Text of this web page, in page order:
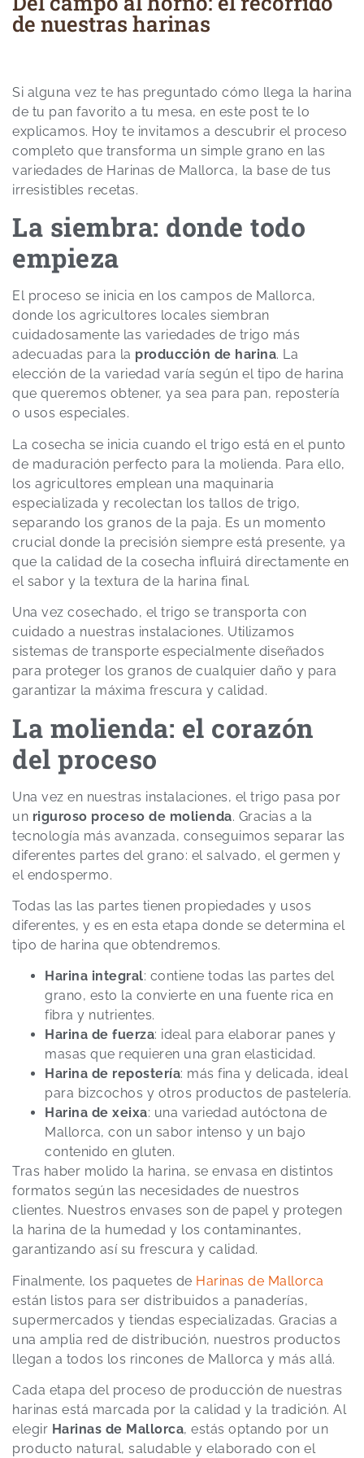
de nuestras harinas
Si alguna vez te has preguntado cómo llega la harina
de tu pan favorito a tu mesa, en este post te lo
explicamos. Hoy te invitamos a descubrir el proceso
completo que transforma un simple grano en las
variedades de Harinas de Mallorca, la base de tus
irresistibles recetas.
La siembra: donde todo
empieza
El proceso se inicia en los campos de Mallorca,
donde los agricultores locales siembran
cuidadosamente las variedades de trigo más
adecuadas para la producción de harina. La
elección de la variedad varía según el tipo de harina
que queremos obtener, ya sea para pan, repostería
o usos especiales.
La cosecha se inicia cuando el trigo está en el punto
de maduración perfecto para la molienda. Para ello,
los agricultores emplean una maquinaria
especializada y recolectan los tallos de trigo,
separando los granos de la paja. Es un momento
crucial donde la precisión siempre está presente, ya
que la calidad de la cosecha influirá directamente en
el sabor y la textura de la harina final.
Una vez cosechado, el trigo se transporta con
cuidado a nuestras instalaciones. Utilizamos
sistemas de transporte especialmente diseñados
para proteger los granos de cualquier daño y para
garantizar la máxima frescura y calidad.
La molienda: el corazón
del proceso
Una vez en nuestras instalaciones, el trigo pasa por
un riguroso proceso de molienda. Gracias a la
tecnología más avanzada, conseguimos separar las
diferentes partes del grano: el salvado, el germen y
el endospermo.
Todas las las partes tienen propiedades y usos
diferentes, y es en esta etapa donde se determina el
tipo de harina que obtendremos.
Harina integral: contiene todas las partes del
grano, esto la convierte en una fuente rica en
fibra y nutrientes.
Harina de fuerza: ideal para elaborar panes y
masas que requieren una gran elasticidad.
Harina de repostería: más fina y delicada, ideal
para bizcochos y otros productos de pastelería.
Harina de xeixa: una variedad autóctona de
Mallorca, con un sabor intenso y un bajo
contenido en gluten.
Tras haber molido la harina, se envasa en distintos
formatos según las necesidades de nuestros
clientes. Nuestros envases son de papel y protegen
la harina de la humedad y los contaminantes,
garantizando así su frescura y calidad.
Finalmente, los paquetes de Harinas de Mallorca
están listos para ser distribuidos a panaderías,
supermercados y tiendas especializadas. Gracias a
una amplia red de distribución, nuestros productos
llegan a todos los rincones de Mallorca y más allá.
Cada etapa del proceso de producción de nuestras
harinas está marcada por la calidad y la tradición. Al
elegir Harinas de Mallorca, estás optando por un
producto natural, saludable y elaborado con el